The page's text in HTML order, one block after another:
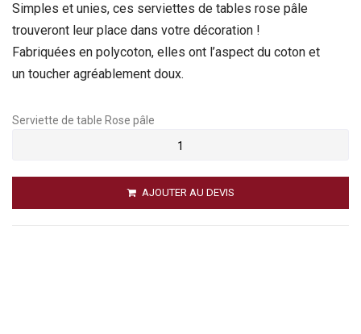
Simples et unies, ces serviettes de tables rose pâle
trouveront leur place dans votre décoration !
Fabriquées en polycoton, elles ont l’aspect du coton et
un toucher agréablement doux.
Serviette de table Rose pâle
AJOUTER AU DEVIS